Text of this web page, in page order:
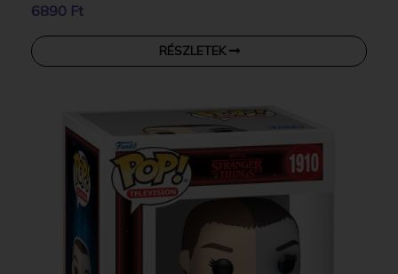
6890 Ft
RÉSZLETEK